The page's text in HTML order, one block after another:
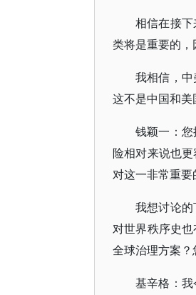
相信在接
类将是重要的，
我相信，
这不是中国和美
钱颖一：
险相对来说也
对这一非常重要
我想讨论
对世界秩序史
全球治理方案？
基辛格：